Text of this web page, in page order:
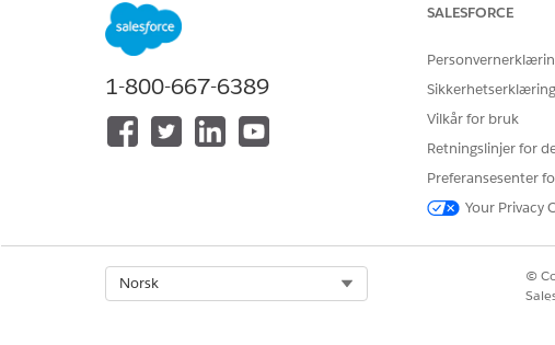
Følgende tabell beskriver de
1-800-667-6389
SALESFORCE
Sikkerhetserklæring
Vilkår for bruk
Retningslinjer for
Preferansesenter
Your Privacy
Norsk
©